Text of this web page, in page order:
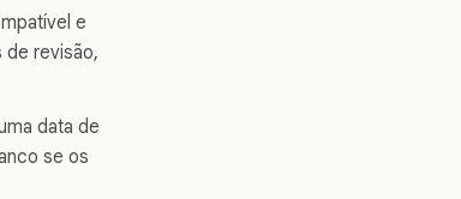
e
de revisão,
data de
se os